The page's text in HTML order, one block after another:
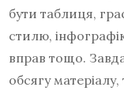
бути таблиця,
стилю,
вправ тощо.
обсягу